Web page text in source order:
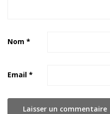
Nom *
Email *